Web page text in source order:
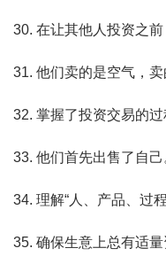
30. 在让其他人投资之前
31. 他们卖的是空气，卖
32. 掌握了投资交易的过
33. 他们首先出售了自己
34. 理解“人、产品、过
35. 确保生意上总有适量